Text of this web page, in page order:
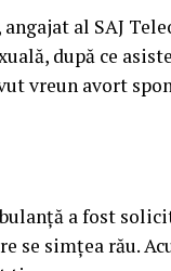
al SAJ
după ce
vreun avort
a fost
se simțea rău.